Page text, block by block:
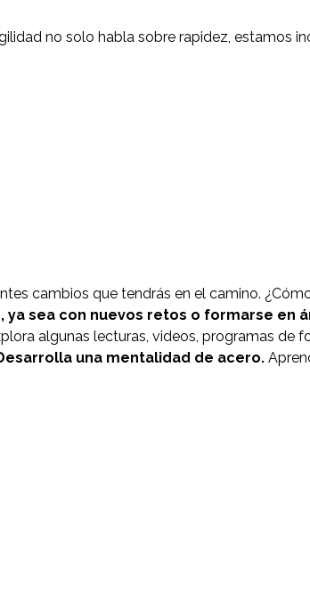
no solo habla sobre rapidez, estamos
cambios que tendrás en el camino.
ya sea con nuevos retos o formarse en
algunas lecturas, videos, programas
una mentalidad de acero.